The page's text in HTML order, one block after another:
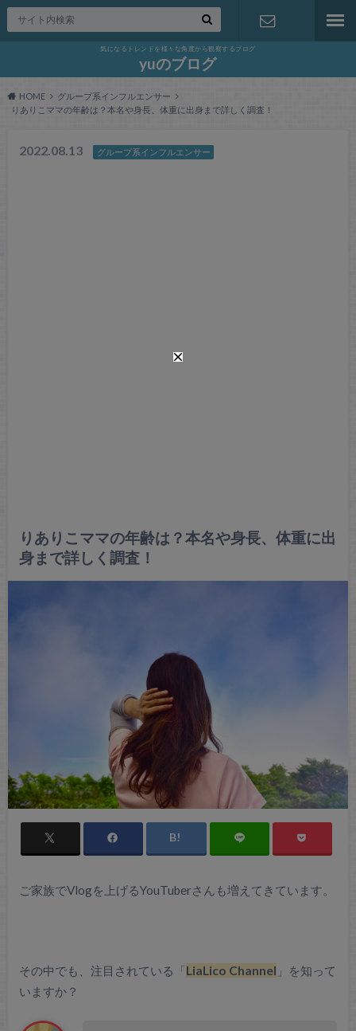
気になるトレンドを様々な角度から観察するブログ
yuのブログ
HOME
グループ系インフルエンサー
りありこママの年齢は？本名や身長、体重に出身まで詳しく調査！
2022.08.13 グループ系インフルエンサー
りありこママの年齢は？本名や身長、体重に出
身まで詳しく調査！
ご家族でVlogを上げるYouTuberさんも増えてきています。
その中でも、注目されている「LiaLico Channel 」を知って
いますか？